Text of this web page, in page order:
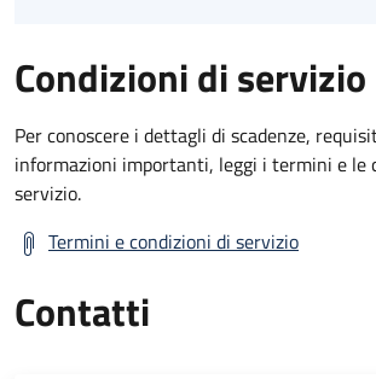
Condizioni di servizio
Per conoscere i dettagli di scadenze,
informazioni importanti, leggi i termini e le
servizio.
Termini e condizioni di servizio
Contatti